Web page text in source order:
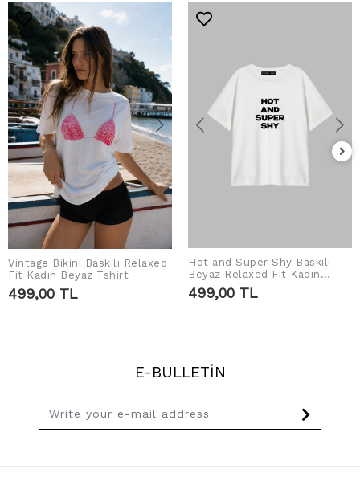
ADD TO CART
Vintage Bikini Baskılı Relaxed
Fit Kadın Beyaz Tshirt
499,00 TL
ADD TO CART
Hot and Super Shy Baskılı
Beyaz Relaxed Fit Kadın
Tshirt
499,00 TL
E-BULLETİN